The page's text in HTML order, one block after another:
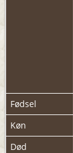
Fødsel
Køn
Død